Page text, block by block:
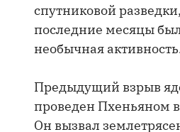
спутниковой
последние месяцы
необычная
Предыдущий взрыв
проведен Пхеньяном
Он вызвал